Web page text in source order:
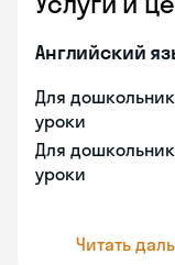
Английский
Для
уроки
Для
уроки
Читать